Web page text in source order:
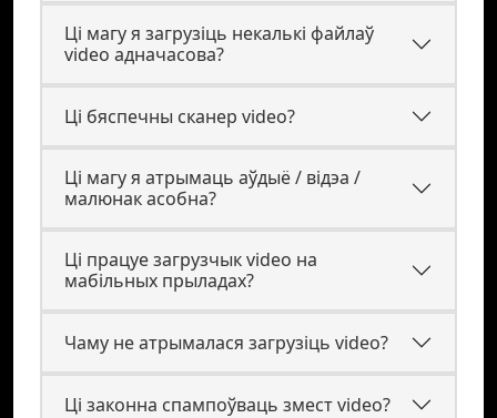
Ці магу я загрузіць некалькі файлаў
video адначасова?
Ці бяспечны сканер video?
Ці магу я атрымаць аўдыё / відэа /
малюнак асобна?
Ці працуе загрузчык video на
мабільных прыладах?
Чаму не атрымалася загрузіць video?
Ці законна спампоўваць змест video?